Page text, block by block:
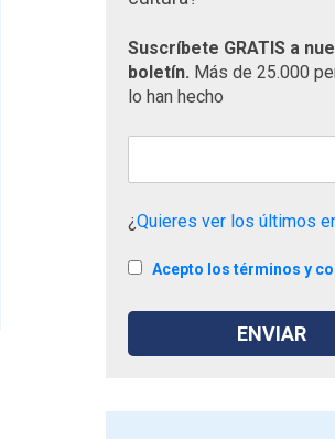
Suscríbete GRATIS a
boletín. Más de 25.000
lo han hecho
¿Quieres ver los últimos
Acepto los términos y